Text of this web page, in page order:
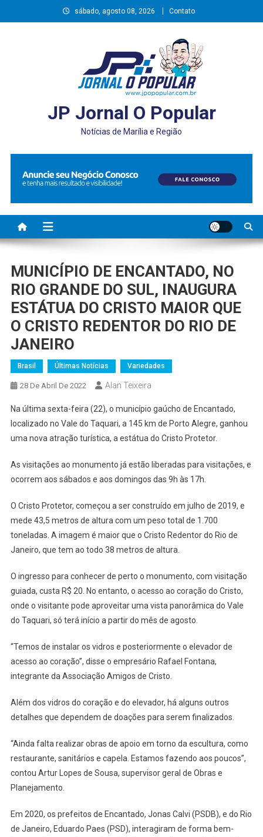
to
sábado, agosto 08, 2026 Contato
JP Jornal O Popular
Notícias de Marília e Região
MUNICÍPIO DE ENCANTADO, NO
RIO GRANDE DO SUL, INAUGURA
ESTÁTUA DO CRISTO MAIOR QUE
O CRISTO REDENTOR DO RIO DE
JANEIRO
Brasil Últimas Notícias Variedades
28 De Abril De 2022 Alan Teixeira
Na última sexta-feira (22), o município gaúcho de Encantado,
localizado no Vale do Taquari, a 145 km de Porto Alegre, ganhou
uma nova atração turística, a estátua do Cristo Protetor.
As visitações ao monumento já estão liberadas para visitações, e
ocorrem aos sábados e aos domingos das 9h às 17h.
O Cristo Protetor, começou a ser construído em julho de 2019, e
mede 43,5 metros de altura com um peso total de 1.700
toneladas. A imagem é maior que o Cristo Redentor do Rio de
Janeiro, que tem ao todo 38 metros de altura.
O ingresso para conhecer de perto o monumento, com visitação
guiada, custa R$ 20. No entanto, o acesso ao coração do Cristo,
onde o visitante pode aproveitar uma vista panorâmica do Vale
do Taquari, só terá início a partir do mês de agosto.
“Temos de instalar os vidros e posteriormente o elevador de
acesso ao coração”, disse o empresário Rafael Fontana,
integrante da Associação Amigos de Cristo.
Além dos vidros do coração e do elevador, há alguns outros
detalhes que dependem de doações para serem finalizados.
“Ainda falta realizar obras de apoio em torno da escultura, como
restaurante, sanitários e capela. Estamos fazendo aos poucos”,
contou Artur Lopes de Sousa, supervisor geral de Obras e
Planejamento.
Em 2020, os prefeitos de Encantado, Jonas Calvi (PSDB), e do Rio
de Janeiro, Eduardo Paes (PSD), interagiram de forma bem-